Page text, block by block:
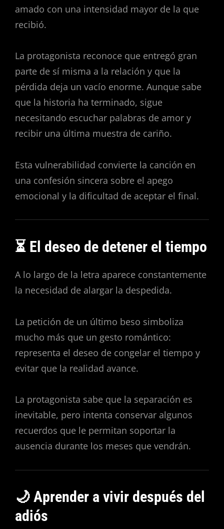
amado con una intensidad mayor de la que
recibió.
La protagonista reconoce que entregó gran
parte de sí misma a la relación y que la
pérdida deja un vacío enorme. Aunque sabe
que la historia ha terminado, sigue
necesitando escuchar palabras de amor y
recibir una última muestra de cariño.
Esta vulnerabilidad convierte la canción en
una confesión sincera sobre el apego
emocional y la dificultad de aceptar el final.
⏳ El deseo de detener el tiempo
A lo largo de la letra aparece constantemente
la necesidad de alargar la despedida.
La petición de un último beso simboliza
mucho más que un gesto romántico:
representa el deseo de congelar el tiempo y
evitar que la realidad avance.
La protagonista sabe que la separación es
inevitable, pero intenta conservar algunos
recuerdos que le permitan soportar la
ausencia durante los meses que vendrán.
🌙 Aprender a vivir después del
adiós